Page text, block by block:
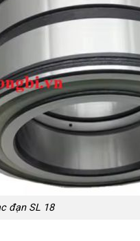
đạn SL 18